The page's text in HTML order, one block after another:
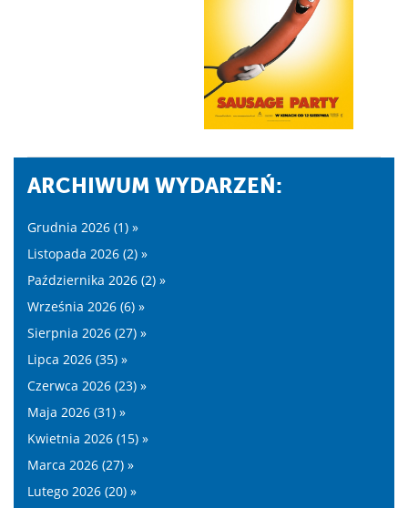
ARCHIWUM WYDARZEŃ:
Grudnia 2026 (1) »
Listopada 2026 (2) »
Października 2026 (2) »
Września 2026 (6) »
Sierpnia 2026 (27) »
Lipca 2026 (35) »
Czerwca 2026 (23) »
Maja 2026 (31) »
Kwietnia 2026 (15) »
Marca 2026 (27) »
Lutego 2026 (20) »